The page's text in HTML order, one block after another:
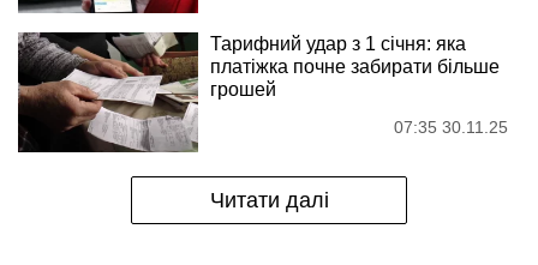
Тарифний удар з 1 січня: яка
платіжка почне забирати більше
грошей
07:35 30.11.25
Читати далі